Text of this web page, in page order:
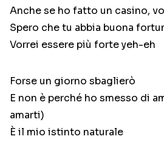
Anche se ho fatto un casino,
Spero che tu abbia buona
Vorrei essere più forte yeh-eh
Forse un giorno sbaglierò
E non è perché ho smesso di
amarti)
È il mio istinto naturale